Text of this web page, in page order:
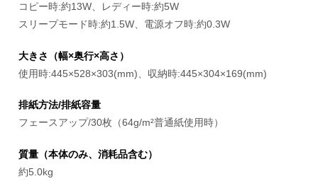
コピー時:約13W、レディー時:約5W
スリープモード時:約1.5W、電源オフ時:約0.3W
大きさ（幅×奥行×高さ）
使用時:445×528×303(mm)、収納時:445×304×169(mm)
排紙方法/排紙容量
フェースアップ/30枚（64g/m²普通紙使用時）
質量（本体のみ、消耗品含む）
約5.0kg